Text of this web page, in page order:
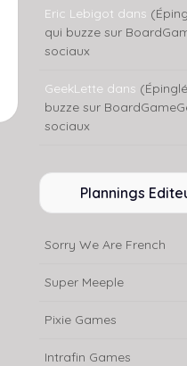
Eric Lebigot dans
qui buzze sur
sociaux
GeekLette dans
buzze sur
sociaux
Plannings
Sorry We Are French
Super Meeple
Pixie Games
Intrafin Games